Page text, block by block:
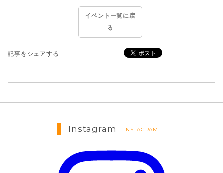
イベント一覧に戻
る
記事をシェアする
Instagram INSTAGRAM